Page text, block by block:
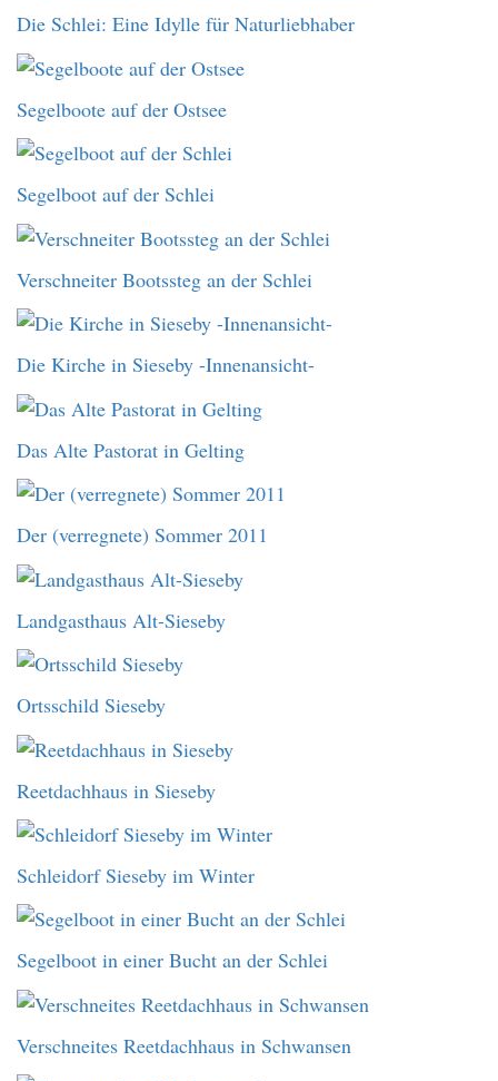
Die Schlei: Eine Idylle für Naturliebhaber
Segelboote auf der Ostsee
Segelboot auf der Schlei
Verschneiter Bootssteg an der Schlei
Die Kirche in Sieseby -Innenansicht-
Das Alte Pastorat in Gelting
Der (verregnete) Sommer 2011
Landgasthaus Alt-Sieseby
Ortsschild Sieseby
Reetdachhaus in Sieseby
Schleidorf Sieseby im Winter
Segelboot in einer Bucht an der Schlei
Verschneites Reetdachhaus in Schwansen